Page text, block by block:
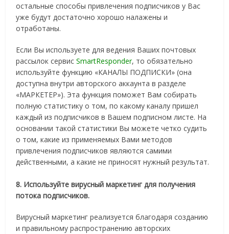
остальные способы привлечения подписчиков у Вас
уже будут достаточно хорошо налажены и
отработаны.
Если Вы используете для ведения Ваших почтовых
рассылок сервисSmartResponder, то обязательно
используйте функцию «КАНАЛЫ ПОДПИСКИ» (она
доступна внутри авторского аккаунта в разделе
«МАРКЕТЕР»). Эта функция поможет Вам собирать
полную статистику о том, по какому каналу пришел
каждый из подписчиков в Вашем подписном листе. На
основании такой статистики Вы можете четко судить
о том, какие из применяемых Вами методов
привлечения подписчиков являются самими
действенными, а какие не приносят нужный результат.
8. Используйте вирусный маркетинг для получения
потока подписчиков.
Вирусный маркетинг реализуется благодаря созданию
и правильному распространению авторских